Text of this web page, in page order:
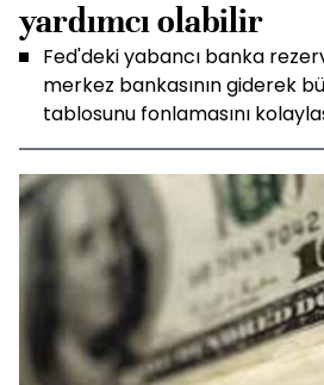
yardımcı olabilir
Fed'deki yabancı banka
merkez bankasının giderek
tablosunu fonlamasını